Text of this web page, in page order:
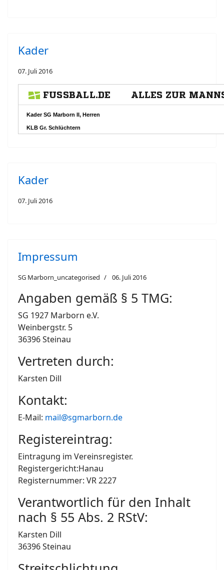
Kader
07. Juli 2016
Kader
07. Juli 2016
Impressum
SG Marborn_uncategorised 06. Juli 2016
Angaben gemäß § 5 TMG:
SG 1927 Marborn e.V.
Weinbergstr. 5
36396 Steinau
Vertreten durch:
Karsten Dill
Kontakt:
E-Mail: mail@sgmarborn.de
Registereintrag:
Eintragung im Vereinsregister.
Registergericht:Hanau
Registernummer: VR 2227
Verantwortlich für den Inhalt
nach § 55 Abs. 2 RStV:
Karsten Dill
36396 Steinau